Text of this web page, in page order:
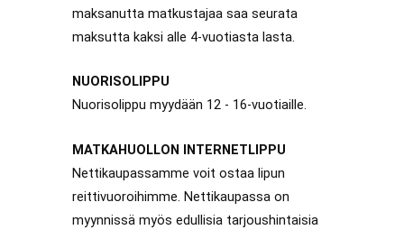
maksanutta matkustajaa saa seurata
maksutta kaksi alle 4-vuotiasta lasta.
NUORISOLIPPU
Nuorisolippu myydään 12 - 16-vuotiaille.
MATKAHUOLLON INTERNETLIPPU
Nettikaupassamme voit ostaa lipun
reittivuoroihimme. Nettikaupassa on
myynnissä myös edullisia tarjoushintaisia